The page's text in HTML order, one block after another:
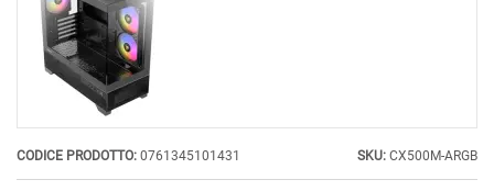
CODICE PRODOTTO: 0761345101431 SKU: CX500M-ARGB